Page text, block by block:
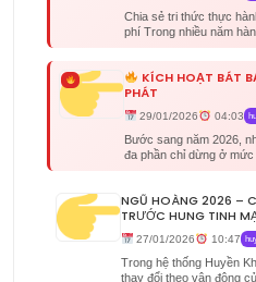
Chia sẻ tri thức thực
phí Trong nhiều năm
KÍCH HOẠT BÁT
PHÁT
29/01/2026 04:03
Bước sang năm 2026,
đa phần chỉ dừng ở mức
NGŨ HOÀNG 2026 –
TRƯỚC HUNG TINH
27/01/2026 10:47
Trong hệ thống Huyền
thay đổi theo vận động